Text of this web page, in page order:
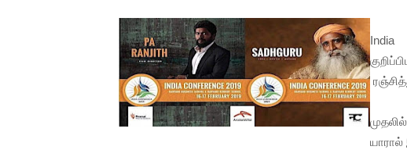
பாலச்சந்திரன் மற்றும் தன்னிடம் படித்த
பிரிட்டனால் கடத்தப்படும் நிலையில்
வர்ராரு...வர்ராரு... அண்ணாத்த :
கைது செய்யப்பட்ட இளைஞன் உயிரிழப்பு -
India
யாரால்